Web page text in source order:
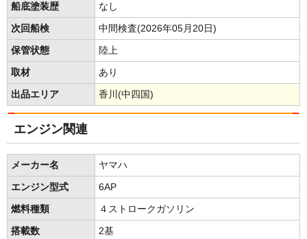
船底塗装歴 なし
次回船検 中間検査(2026年05月20日)
保管状態 陸上
取材 あり
出品エリア 香川(中四国)
エンジン関連
メーカー名 ヤマハ
エンジン型式 6AP
燃料種類 ４ストロークガソリン
搭載数 2基